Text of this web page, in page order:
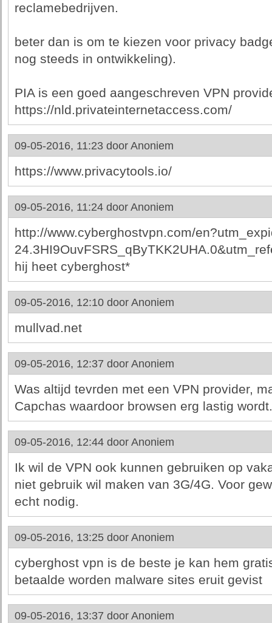
reclamebedrijven.
beter dan is om te kiezen voor privacy
nog steeds in ontwikkeling).
PIA is een goed aangeschreven VPN
https://nld.privateinternetaccess.com/
09-05-2016, 11:23 door Anoniem
https://www.privacytools.io/
09-05-2016, 11:24 door Anoniem
http://www.cyberghostvpn.com/
hij heet cyberghost*
09-05-2016, 12:10 door Anoniem
mullvad.net
09-05-2016, 12:37 door Anoniem
Was altijd tevrden met een VPN provider,
Capchas waardoor browsen erg lastig wordt.
09-05-2016, 12:44 door Anoniem
Ik wil de VPN ook kunnen gebruiken op
niet gebruik wil maken van 3G/4G. Voor
echt nodig.
09-05-2016, 13:25 door Anoniem
cyberghost vpn is de beste je kan hem
betaalde worden malware sites eruit gevist
09-05-2016, 13:37 door Anoniem